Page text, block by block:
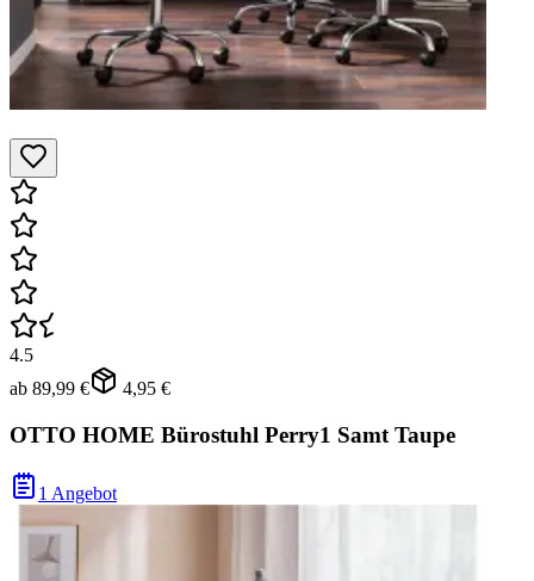
4.5
ab 89,99 € 4,95 €
OTTO HOME Bürostuhl Perry1 Samt Taupe
1 Angebot